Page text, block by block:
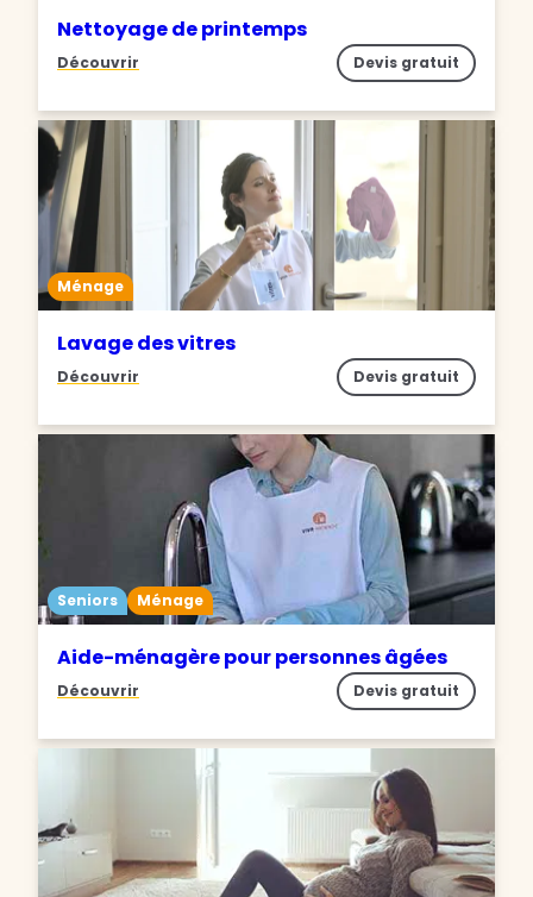
Nettoyage de printemps
Découvrir Devis gratuit
Ménage
Lavage des vitres
Découvrir Devis gratuit
Seniors Ménage
Aide-ménagère pour personnes âgées
Découvrir Devis gratuit